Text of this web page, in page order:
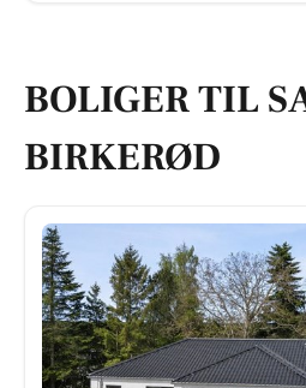
BOLIGER TIL
BIRKERØD